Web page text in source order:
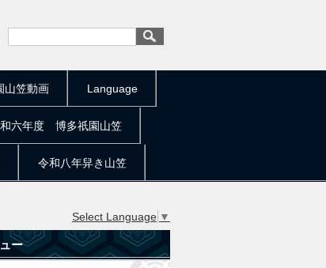
山笠動画 Language
六年度 博多祇園山笠
令和八年舁き山笠
Select Language ▼
ー